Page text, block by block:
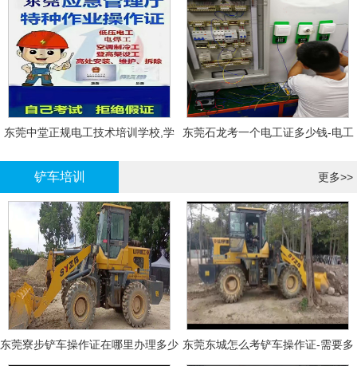
东莞中堂正规电工技术培训学校,学
东莞石龙考一个电工证多少钱-电工
铲车培训 更多>>
东莞寮步铲车操作证在哪里办理多少 东莞东城怎么考铲车操作证-需要多